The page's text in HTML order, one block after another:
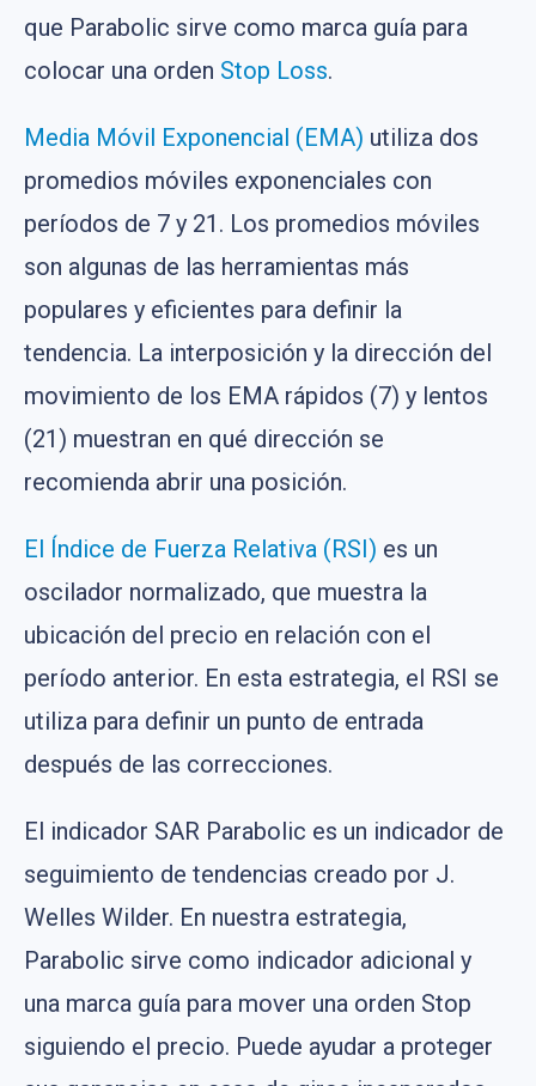
que Parabolic sirve como marca guía para
colocar una orden Stop Loss.
Media Móvil Exponencial (EMA) utiliza dos
promedios móviles exponenciales con
períodos de 7 y 21. Los promedios móviles
son algunas de las herramientas más
populares y eficientes para definir la
tendencia. La interposición y la dirección del
movimiento de los EMA rápidos (7) y lentos
(21) muestran en qué dirección se
recomienda abrir una posición.
El Índice de Fuerza Relativa (RSI) es un
oscilador normalizado, que muestra la
ubicación del precio en relación con el
período anterior. En esta estrategia, el RSI se
utiliza para definir un punto de entrada
después de las correcciones.
El indicador SAR Parabolic es un indicador de
seguimiento de tendencias creado por J.
Welles Wilder. En nuestra estrategia,
Parabolic sirve como indicador adicional y
una marca guía para mover una orden Stop
siguiendo el precio. Puede ayudar a proteger